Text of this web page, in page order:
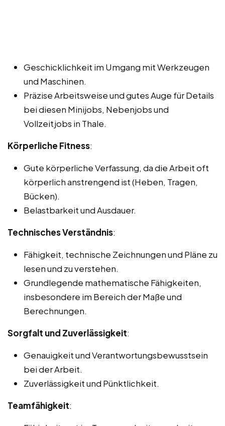
Geschicklichkeit im Umgang mit Werkzeugen
und Maschinen.
Präzise Arbeitsweise und gutes Auge für Details
bei diesen Minijobs, Nebenjobs und
Vollzeitjobs in Thale.
Körperliche Fitness:
Gute körperliche Verfassung, da die Arbeit oft
körperlich anstrengend ist (Heben, Tragen,
Bücken).
Belastbarkeit und Ausdauer.
Technisches Verständnis:
Fähigkeit, technische Zeichnungen und Pläne zu
lesen und zu verstehen.
Grundlegende mathematische Fähigkeiten,
insbesondere im Bereich der Maße und
Berechnungen.
Sorgfalt und Zuverlässigkeit:
Genauigkeit und Verantwortungsbewusstsein
bei der Arbeit.
Zuverlässigkeit und Pünktlichkeit.
Teamfähigkeit: